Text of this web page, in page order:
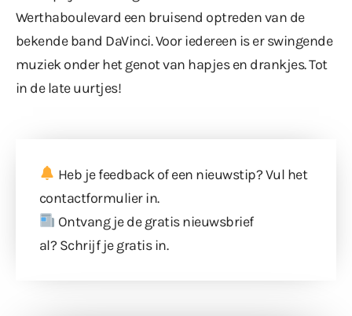
Werthaboulevard een bruisend optreden van de
bekende band DaVinci. Voor iedereen is er swingende
muziek onder het genot van hapjes en drankjes. Tot
in de late uurtjes!
Heb je feedback of een nieuwstip? Vul het
contactformulierin.
Ontvang je de gratis nieuwsbrief
al? Schrijf je gratis in.